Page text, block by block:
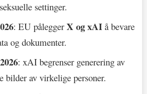
settinger.
: EU påleggerX og xAI å bevare
og dokumenter.
: xAI begrenser generering av
bilder av virkelige personer.